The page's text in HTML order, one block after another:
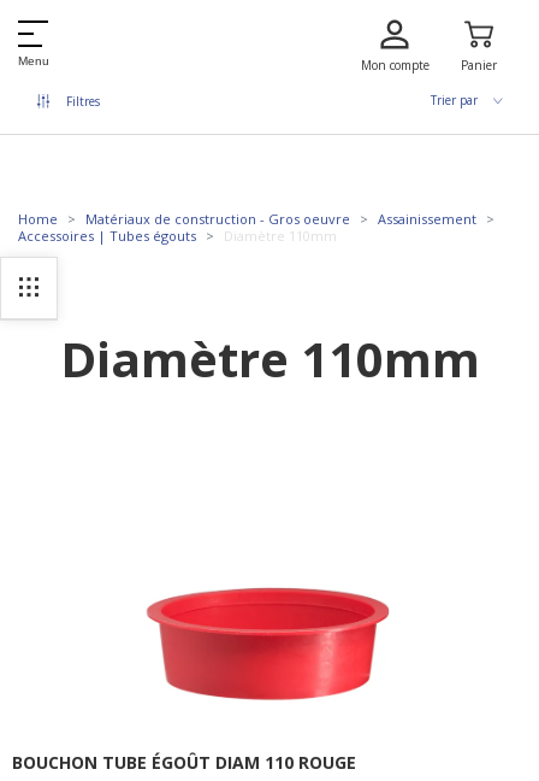
Menu Mon compte Panier
Filtres Trier par
Home Matériaux de construction - Gros oeuvre
Assainissement
Accessoires | Tubes égouts
Diamètre 110mm
Diamètre 110mm
BOUCHON TUBE ÉGOÛT DIAM 110 ROUGE